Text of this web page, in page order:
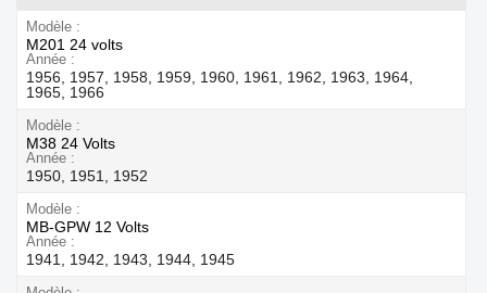
Modèle
M201 24 volts
Année
1956, 1957, 1958, 1959, 1960, 1961, 1962, 1963, 1964,
1965, 1966
Modèle
M38 24 Volts
Année
1950, 1951, 1952
Modèle
MB-GPW 12 Volts
Année
1941, 1942, 1943, 1944, 1945